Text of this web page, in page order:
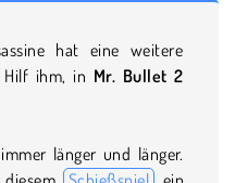
hat eine weitere
Hilf ihm, in Mr. Bullet 2
länger und länger.